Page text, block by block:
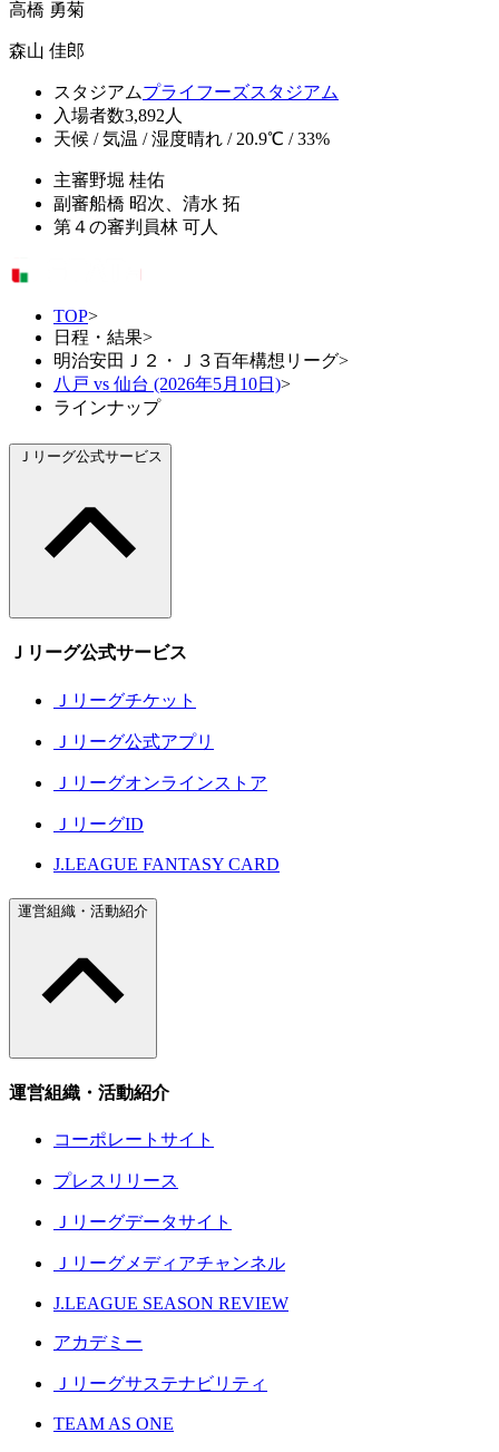
高橋 勇菊
森山 佳郎
スタジアムプライフーズスタジアム
入場者数3,892人
天候 / 気温 / 湿度晴れ / 20.9℃ / 33%
主審野堀 桂佑
副審船橋 昭次、清水 拓
第４の審判員林 可人
TOP>
日程・結果>
明治安田Ｊ２・Ｊ３百年構想リーグ>
八戸 vs 仙台 (2026年5月10日)>
ラインナップ
Ｊリーグ公式サービス
Ｊリーグ公式サービス
Ｊリーグチケット
Ｊリーグ公式アプリ
Ｊリーグオンラインストア
ＪリーグID
J.LEAGUE FANTASY CARD
運営組織・活動紹介
運営組織・活動紹介
コーポレートサイト
プレスリリース
Ｊリーグデータサイト
Ｊリーグメディアチャンネル
J.LEAGUE SEASON REVIEW
アカデミー
Ｊリーグサステナビリティ
TEAM AS ONE